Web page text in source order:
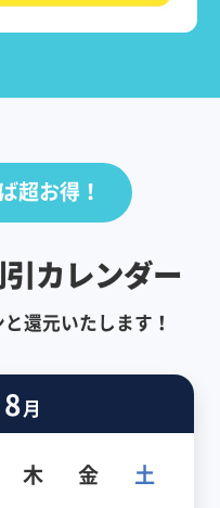
超お得！
カレンダー
還元いたします！
8月
木 金 土